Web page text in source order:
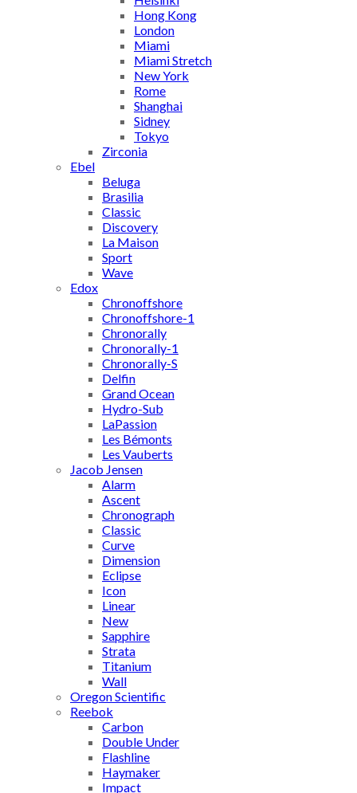
Hong Kong
London
Miami
Miami Stretch
New York
Rome
Shanghai
Sidney
Tokyo
Zirconia
Ebel
Beluga
Brasilia
Classic
Discovery
La Maison
Sport
Wave
Edox
Chronoffshore
Chronoffshore-1
Chronorally
Chronorally-1
Chronorally-S
Delfin
Grand Ocean
Hydro-Sub
LaPassion
Les Bémonts
Les Vauberts
Jacob Jensen
Alarm
Ascent
Chronograph
Classic
Curve
Dimension
Eclipse
Icon
Linear
New
Sapphire
Strata
Titanium
Wall
Oregon Scientific
Reebok
Carbon
Double Under
Flashline
Haymaker
Impact